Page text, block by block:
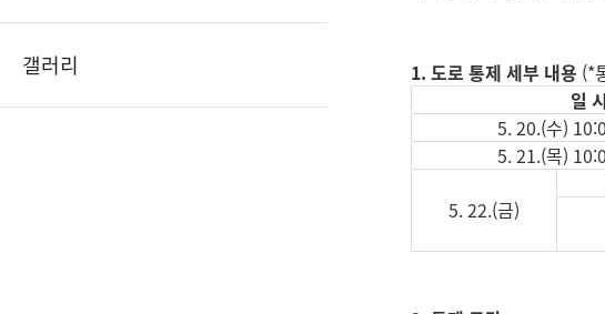
갤러리 1. 도로 통제 세부 내용 (*
일 시
5. 20.(수)
5. 21.(목)
5. 22.(금)